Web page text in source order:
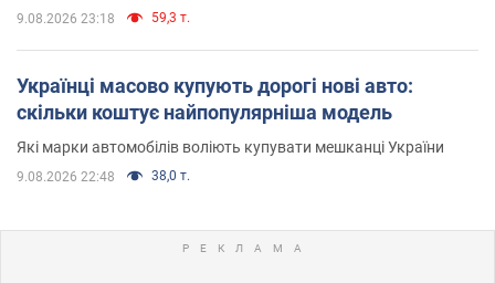
9.08.2026 23:18 59,3 т.
Українці масово купують дорогі нові авто:
скільки коштує найпопулярніша модель
Які марки автомобілів воліють купувати мешканці України
9.08.2026 22:48 38,0 т.